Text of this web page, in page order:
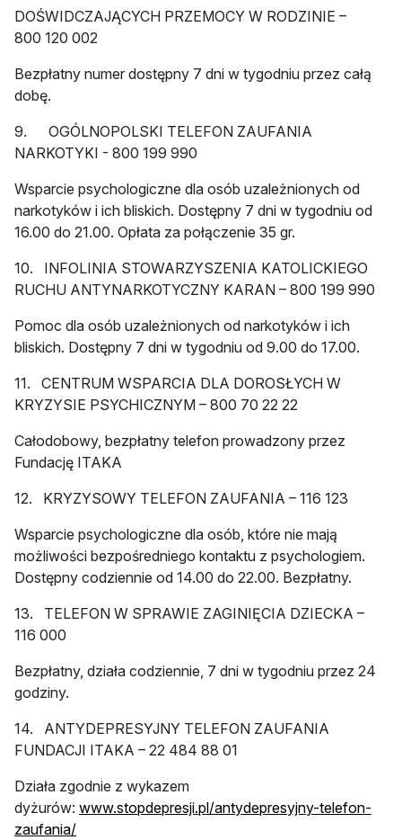
DOŚWIDCZAJĄCYCH PRZEMOCY W RODZINIE –
800 120 002
Bezpłatny numer dostępny 7 dni w tygodniu przez całą
dobę.
9. OGÓLNOPOLSKI TELEFON ZAUFANIA
NARKOTYKI - 800 199 990
Wsparcie psychologiczne dla osób uzależnionych od
narkotyków i ich bliskich. Dostępny 7 dni w tygodniu od
16.00 do 21.00. Opłata za połączenie 35 gr.
10. INFOLINIA STOWARZYSZENIA KATOLICKIEGO
RUCHU ANTYNARKOTYCZNY KARAN – 800 199 990
Pomoc dla osób uzależnionych od narkotyków i ich
bliskich. Dostępny 7 dni w tygodniu od 9.00 do 17.00.
11. CENTRUM WSPARCIA DLA DOROSŁYCH W
KRYZYSIE PSYCHICZNYM – 800 70 22 22
Całodobowy, bezpłatny telefon prowadzony przez
Fundację ITAKA
12. KRYZYSOWY TELEFON ZAUFANIA – 116 123
Wsparcie psychologiczne dla osób, które nie mają
możliwości bezpośredniego kontaktu z psychologiem.
Dostępny codziennie od 14.00 do 22.00. Bezpłatny.
13. TELEFON W SPRAWIE ZAGINIĘCIA DZIECKA –
116 000
Bezpłatny, działa codziennie, 7 dni w tygodniu przez 24
godziny.
14. ANTYDEPRESYJNY TELEFON ZAUFANIA
FUNDACJI ITAKA – 22 484 88 01
Działa zgodnie z wykazem
dyżurów: www.stopdepresji.pl/antydepresyjny-telefon-
zaufania/otwiera się w nowej karcie